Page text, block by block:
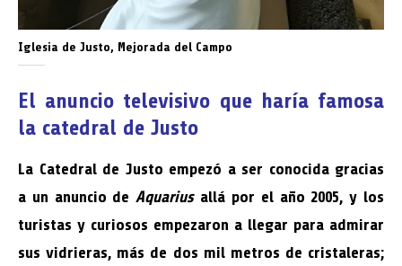
Iglesia de Justo, Mejorada del Campo
El anuncio televisivo que haría famosa
la catedral de Justo
La Catedral de Justo empezó a ser conocida gracias
a un anuncio de Aquariusallá por el año 2005, y los
turistas y curiosos empezaron a llegar para admirar
sus vidrieras, más de dos mil metros de cristaleras;